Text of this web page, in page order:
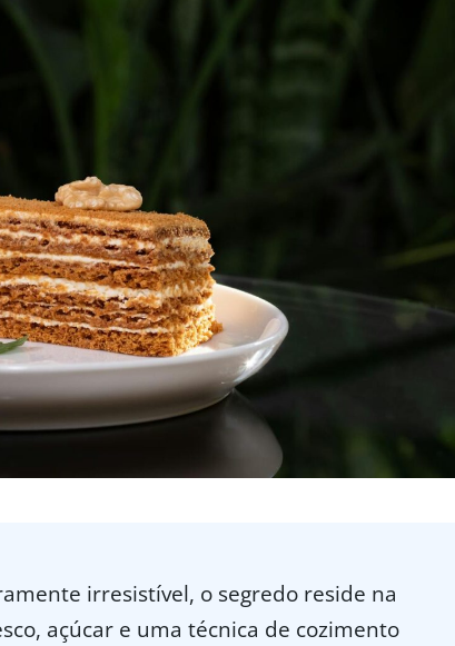
irresistível, o segredo reside na
açúcar e uma técnica de cozimento